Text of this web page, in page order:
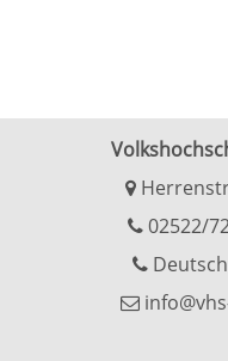
02522/